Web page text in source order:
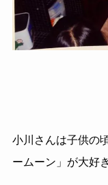
小川さんは子供の
ームーン」が大好